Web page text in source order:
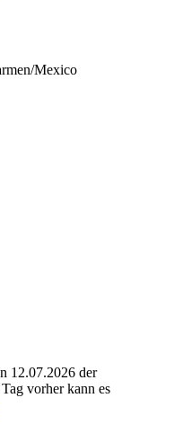
Mexico
12.07.2026 der
vorher kann es